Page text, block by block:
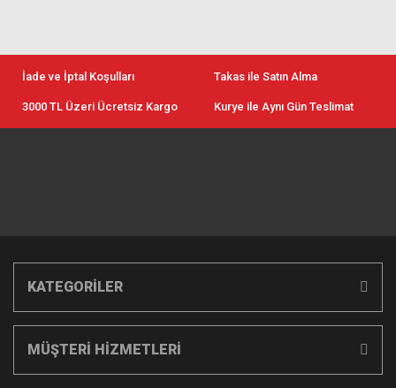
İade ve İptal Koşulları Takas ile Satın Alma
3000 TL Üzeri Ücretsiz Kargo Kurye ile Aynı Gün Teslimat
KATEGORİLER
MÜŞTERİ HİZMETLERİ